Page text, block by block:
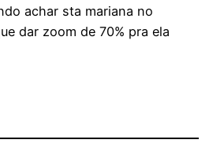
achar sta mariana no
dar zoom de 70% pra ela